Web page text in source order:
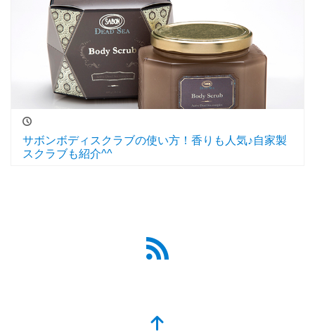
サボンボディスクラブの使い方！香りも人気♪自家製
スクラブも紹介^^